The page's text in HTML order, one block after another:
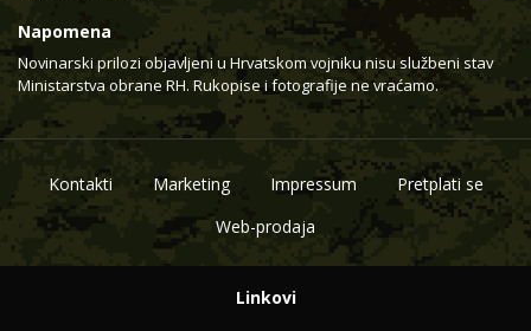
Napomena
Novinarski prilozi objavljeni u Hrvatskom vojniku nisu službeni stav
Ministarstva obrane RH. Rukopise i fotografije ne vraćamo.
Kontakti Marketing Impressum
Pretplati se
Web-prodaja
Linkovi